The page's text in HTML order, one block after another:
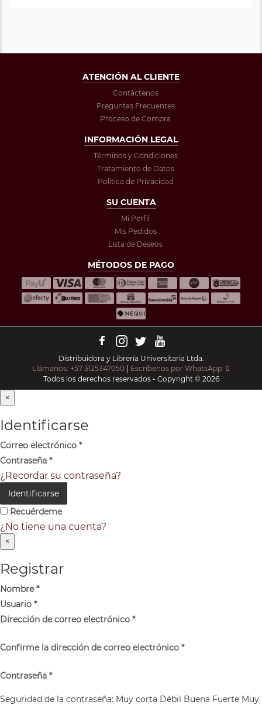
ATENCIÓN AL CLIENTE
Contáctenos
Preguntas Frecuentes
Proceso de Compra
INFORMACIÓN LEGAL
Términos y Condiciones
Tratamiento de Datos
Política de Privacidad
SU CUENTA
Mi Perfil
Mis Pedidos
Lista de Deseos
MÉTODOS DE PAGO
Distribuidora y Librería Universitaria Ltda.
Llámanos: +57 3125347050
Escríbenos por WhatsApp:
Todos los derechos reservados - Copyright © 2026
×
Identificarse
Correo electrónico *
Contraseña *
¿Recordar su contraseña?
Identificarse
Recuérdeme
¿No tiene una cuenta?
×
Registrar
Nombre*
Usuario *
Dirección de correo electrónico *
Confirme la dirección de correo electrónico *
Contraseña *
Seguridad de la contraseña: Muy corta Débil Buena Fuerte Muy